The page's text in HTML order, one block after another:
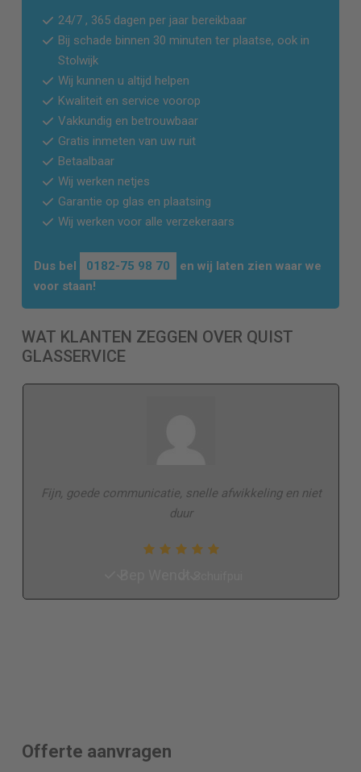
24/7 , 365 dagen per jaar bereikbaar
Bij schade binnen 30 minuten ter plaatse, ook in
Stolwijk
Wij kunnen u altijd helpen
Kwaliteit en service voorop
Vakkundig en betrouwbaar
Gratis inmeten van uw ruit
Betaalbaar
Wij werken netjes
Garantie op glas en plaatsing
Wij werken voor alle verzekeraars
Dus bel 0182-75 98 70
en wij laten zien waar we
voor staan!
WAT KLANTEN ZEGGEN OVER QUIST
GLASSERVICE
Fijn, goede communicatie, snelle afwikkeling en niet
duur
Offerte aanvragen